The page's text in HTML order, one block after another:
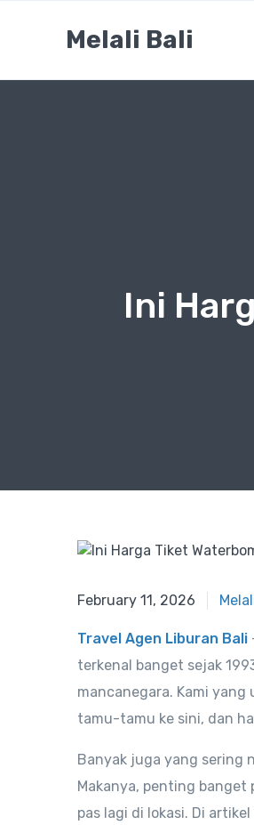
Melali Bali
Ini
February 11, 2026
Travel Agen Liburan Bali
terkenal banget sejak
mancanegara. Kami
tamu-tamu ke sini, dan
Banyak juga yang sering
Makanya, penting
pas lagi di lokasi. Di